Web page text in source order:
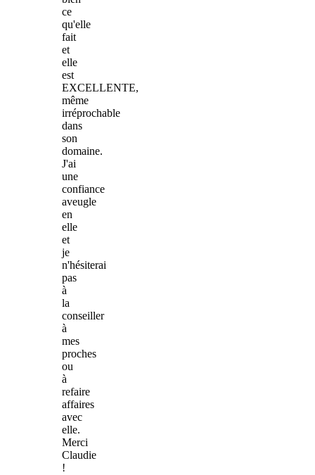
ce
qu'elle
fait
et
elle
est
EXCELLENTE,
même
irréprochable
dans
son
domaine.
J'ai
une
confiance
aveugle
en
elle
et
je
n'hésiterai
pas
à
la
conseiller
à
mes
proches
ou
à
refaire
affaires
avec
elle.
Merci
Claudie
!